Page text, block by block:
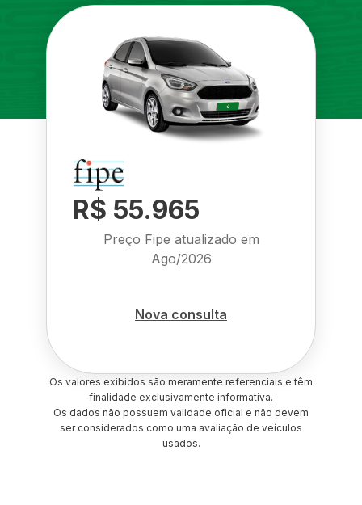
R$ 55.965
Preço Fipe atualizado em
Ago/2026
Nova consulta
Os valores exibidos são meramente referenciais e têm
finalidade exclusivamente informativa.
Os dados não possuem validade oficial e não devem
ser considerados como uma avaliação de veículos
usados.